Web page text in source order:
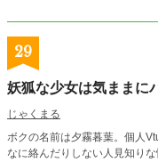
29
妖狐な少女は気ままに
じゃくまる
ボクの名前は夕霧暮葉。個人
なに絡んだりしない人見知り